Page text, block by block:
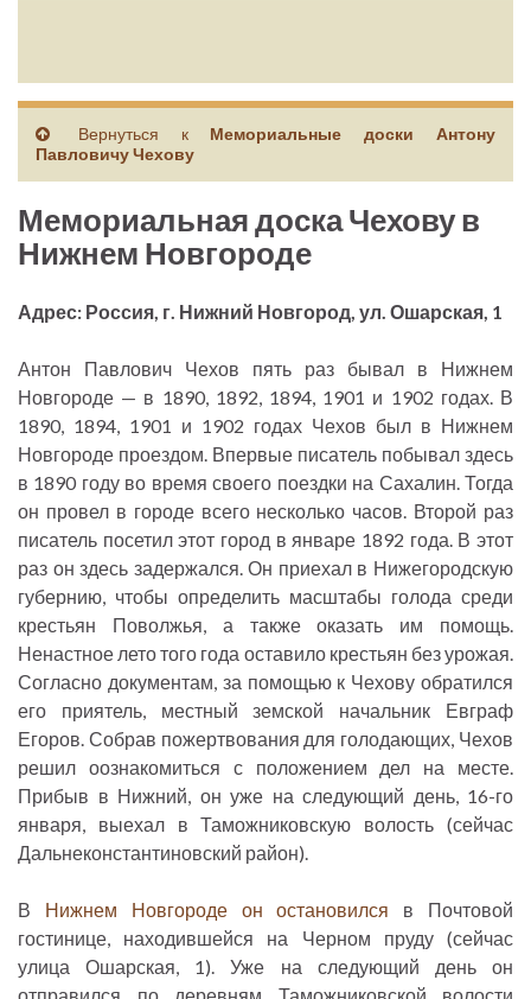
Вернуться к Мемориальные доски Антону
Павловичу Чехову
Мемориальная доска Чехову в
Нижнем Новгороде
Адрес: Россия, г. Нижний Новгород, ул. Ошарская, 1
Антон Павлович Чехов пять раз бывал в Нижнем
Новгороде — в 1890, 1892, 1894, 1901 и 1902 годах. В
1890, 1894, 1901 и 1902 годах Чехов был в Нижнем
Новгороде проездом. Впервые писатель побывал здесь
в 1890 году во время своего поездки на Сахалин. Тогда
он провел в городе всего несколько часов. Второй раз
писатель посетил этот город в январе 1892 года. В этот
раз он здесь задержался. Он приехал в Нижегородскую
губернию, чтобы определить масштабы голода среди
крестьян Поволжья, а также оказать им помощь.
Ненастное лето того года оставило крестьян без урожая.
Согласно документам, за помощью к Чехову обратился
его приятель, местный земской начальник Евграф
Егоров. Собрав пожертвования для голодающих, Чехов
решил оознакомиться с положением дел на месте.
Прибыв в Нижний, он уже на следующий день, 16-го
января, выехал в Таможниковскую волость (сейчас
Дальнеконстантиновский район).
В Нижнем Новгороде он остановился в Почтовой
гостинице, находившейся на Черном пруду (сейчас
улица Ошарская, 1). Уже на следующий день он